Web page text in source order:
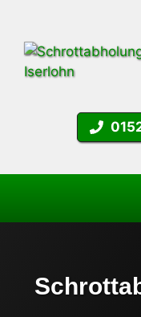
springen